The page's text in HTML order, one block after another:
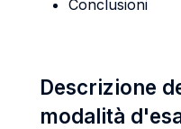
Conclusioni
Descrizione
modalità